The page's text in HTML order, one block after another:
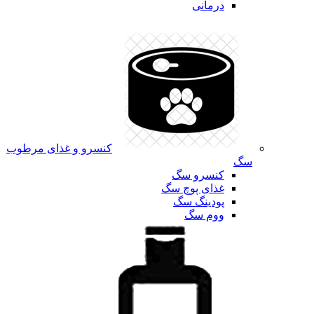
درمانی
کنسرو و غذای مرطوب
سگ
کنسرو سگ
غذای پوچ سگ
پودینگ سگ
ووم سگ